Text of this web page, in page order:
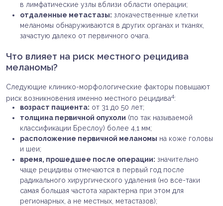
в лимфатические узлы вблизи области операции;
отдаленные метастазы: злокачественные клетки
меланомы обнаруживаются в других органах и тканях,
зачастую далеко от первичного очага.
Что влияет на риск местного рецидива
меланомы?
Следующие клинико-морфологические факторы повышают
риск возникновения именно местного рецидива4:
возраст пациента: от 31 до 50 лет;
толщина первичной опухоли (по так называемой
классификации Бреслоу) более 4,1 мм;
расположение первичной меланомы на коже головы
и шеи;
время, прошедшее после операции: значительно
чаще рецидивы отмечаются в первый год после
радикального хирургического удаления (но все-таки
самая большая частота характерна при этом для
регионарных, а не местных, метастазов);